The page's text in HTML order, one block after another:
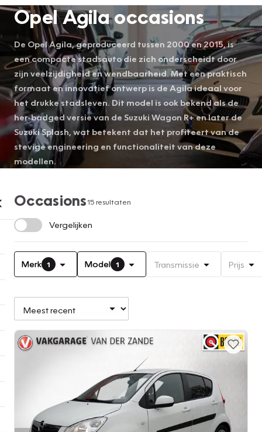
Opel Agila occasions
De Opel Agila, geproduceerd tussen 2000 en 2015, is
een compacte stadsauto die zich onderscheidt door
zijn veelzijdigheid en wendbaarheid. Met een praktisch
formaat en innovatief ontwerp is de Agila ideaal voor
het drukke stadsleven. Dit model is ook bekend als de
her-badged versie van de Suzuki Wagon R+ en later de
Suzuki Splash, wat betekent dat het profiteert van de
stevige engineering en functionaliteit van deze
modellen.
Occasions15 resultaten
Vergelijken
Merk 1 Model 1 Transmissie Prijs